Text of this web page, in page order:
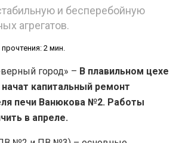
и бесперебойную
агрегатов.
2 мин.
город» – В плавильном цехе
капитальный ремонт
печи Ванюкова №2. Работы
в апреле.